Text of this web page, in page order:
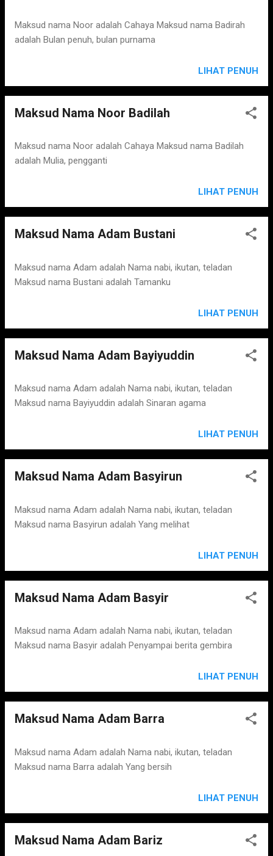
Maksud nama Noor adalah Cahaya Maksud nama Badirah
adalah Bulan penuh, bulan purnama
LIHAT PENUH
Maksud Nama Noor Badilah
Maksud nama Noor adalah Cahaya Maksud nama Badilah
adalah Mulia, pengganti
LIHAT PENUH
Maksud Nama Adam Bustani
Maksud nama Adam adalah Nama nabi, ikutan, teladan
Maksud nama Bustani adalah Tamanku
LIHAT PENUH
Maksud Nama Adam Bayiyuddin
Maksud nama Adam adalah Nama nabi, ikutan, teladan
Maksud nama Bayiyuddin adalah Sinaran agama
LIHAT PENUH
Maksud Nama Adam Basyirun
Maksud nama Adam adalah Nama nabi, ikutan, teladan
Maksud nama Basyirun adalah Yang melihat
LIHAT PENUH
Maksud Nama Adam Basyir
Maksud nama Adam adalah Nama nabi, ikutan, teladan
Maksud nama Basyir adalah Penyampai berita gembira
LIHAT PENUH
Maksud Nama Adam Barra
Maksud nama Adam adalah Nama nabi, ikutan, teladan
Maksud nama Barra adalah Yang bersih
LIHAT PENUH
Maksud Nama Adam Bariz